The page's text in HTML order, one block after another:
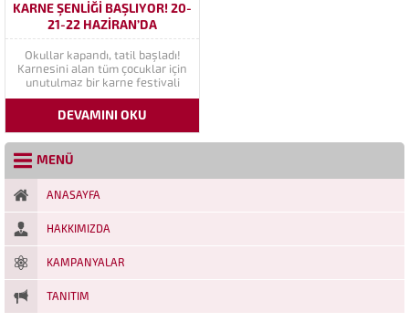
KARNE ŞENLIĞI BAŞLIYOR! 20-
21-22 HAZIRAN’DA
LUNAPARKTA BULUŞALIM!
Okullar kapandı, tatil başladı!
Karnesini alan tüm çocuklar için
unutulmaz bir karne festivali
lunaparkımızda sizi bekliyor! 20-
21-22 Haziran tarihlerinde
gerçekleşecek Karne Şenliği ile
lunaparkımızda hem eğlence
hem de sürpriz hediyeler sizleri
bekliyor! Karneni Göster,
Hediyeleri Kap! Karnesini getiren
her çocuğa:...
DEVAMINI OKU
MENÜ
ANASAYFA
HAKKIMIZDA
KAMPANYALAR
TANITIM